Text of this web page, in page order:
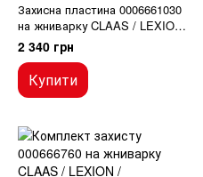
Захисна пластина 0006661030
на жниварку CLAAS / LEXION
/ CATERPILLAR
2 340 грн
Купити